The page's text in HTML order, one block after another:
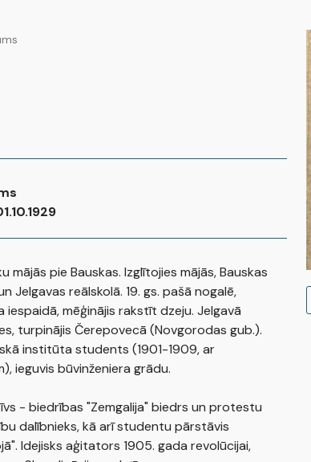
mājās pie Bauskas. Izglītojies mājās, Bauskas
Jelgavas reālskolā. 19. gs. pašā nogalē,
iespaidā, mēģinājis rakstīt dzeju. Jelgavā
turpinājis Čerepovecā (Novgorodas gub.).
institūta students (1901-1909, ar
ieguvis būvinženiera grādu.
- biedrības "Zemgalija" biedrs un protestu
dalībnieks, kā arī studentu pārstāvis
Idejisks aģitators 1905. gada revolūcijai,